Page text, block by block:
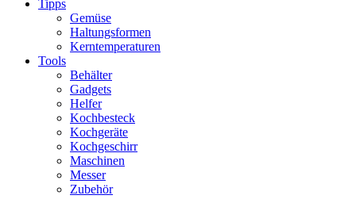
Tipps
Gemüse
Haltungsformen
Kerntemperaturen
Tools
Behälter
Gadgets
Helfer
Kochbesteck
Kochgeräte
Kochgeschirr
Maschinen
Messer
Zubehör